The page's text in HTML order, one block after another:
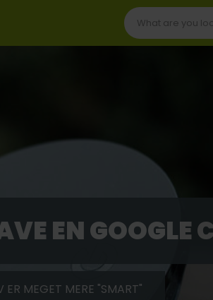
EN GOOGLE
ER MEGET MERE "SMART"